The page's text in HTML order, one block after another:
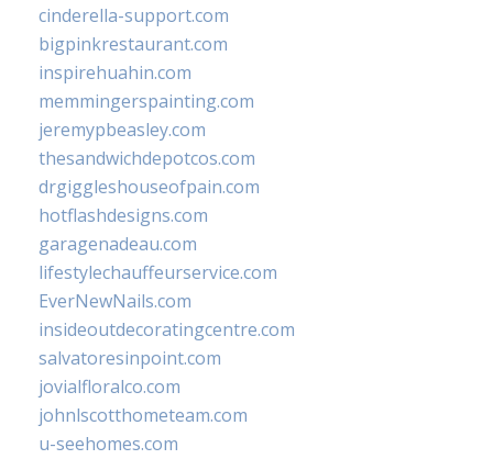
cinderella-support.com
bigpinkrestaurant.com
inspirehuahin.com
memmingerspainting.com
jeremypbeasley.com
thesandwichdepotcos.com
drgiggleshouseofpain.com
hotflashdesigns.com
garagenadeau.com
lifestylechauffeurservice.com
EverNewNails.com
insideoutdecoratingcentre.com
salvatoresinpoint.com
jovialfloralco.com
johnlscotthometeam.com
u-seehomes.com